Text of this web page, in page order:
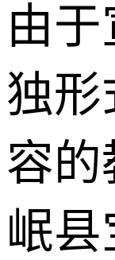
由
独形
容的
岷